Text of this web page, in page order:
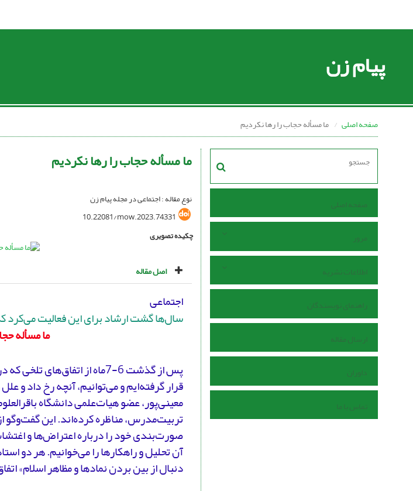
پیام زن
صفحه اصلی ما مسأله حجاب را رها نکردیم
صفحه اصلی
مرور
اطلاعات نشریه
راهنمای نویسندگان
ارسال مقاله
داوران
تماس با ما
ما مسأله حجاب را رها نکردیم
نوع مقاله : اجتماعی در مجله پیام زن
10.22081/mow.2023.74331
چکیده تصویری
اصل مقاله
اجتماعی
سال‌ها گشت ارشاد برای این فعالیت
ما مسأله
پس از گذشت 6-7ماه از
قرار گرفته‌ایم و می‌توانیم، آنچه رخ داد و
معینی‌پور، عضو هیات‌علمی دانشگاه
تربیت‌مدرس، مناظره کرده‌اند. این گفت‌وگو
صورت‌بندی خود را درباره اعتراض‌ها و
آن تحلیل و راهکارها را می‌خوانیم. هر دو
دنبال از بین بردن نمادها و مظاهر اسلام»